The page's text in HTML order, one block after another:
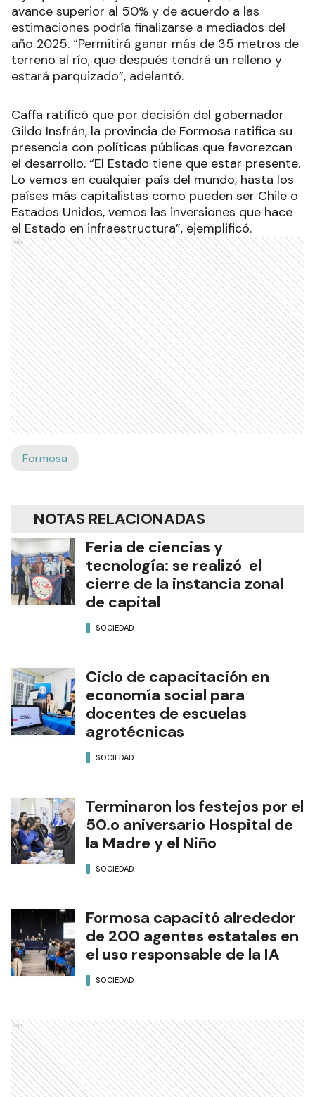
avance superior al 50% y de acuerdo a las
estimaciones podría finalizarse a mediados del
año 2025. “Permitirá ganar más de 35 metros de
terreno al río, que después tendrá un relleno y
estará parquizado”, adelantó.
Caffa ratificó que por decisión del gobernador
Gildo Insfrán, la provincia de Formosa ratifica su
presencia con políticas públicas que favorezcan
el desarrollo. “El Estado tiene que estar presente.
Lo vemos en cualquier país del mundo, hasta los
países más capitalistas como pueden ser Chile o
Estados Unidos, vemos las inversiones que hace
el Estado en infraestructura”, ejemplificó.
Ads
Formosa
NOTAS RELACIONADAS
Feria de ciencias y
tecnología: se realizó el
cierre de la instancia zonal
de capital
SOCIEDAD
Ciclo de capacitación en
economía social para
docentes de escuelas
agrotécnicas
SOCIEDAD
Terminaron los festejos por el
50.o aniversario Hospital de
la Madre y el Niño
SOCIEDAD
Formosa capacitó alrededor
de 200 agentes estatales en
el uso responsable de la IA
SOCIEDAD
Ads